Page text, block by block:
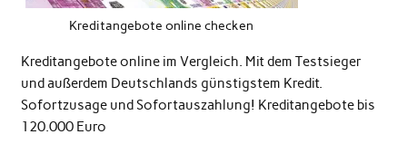
Kreditangebote online checken
Kreditangebote online im Vergleich. Mit dem Testsieger
und außerdem Deutschlands günstigstem Kredit.
Sofortzusage und Sofortauszahlung! Kreditangebote bis
120.000 Euro